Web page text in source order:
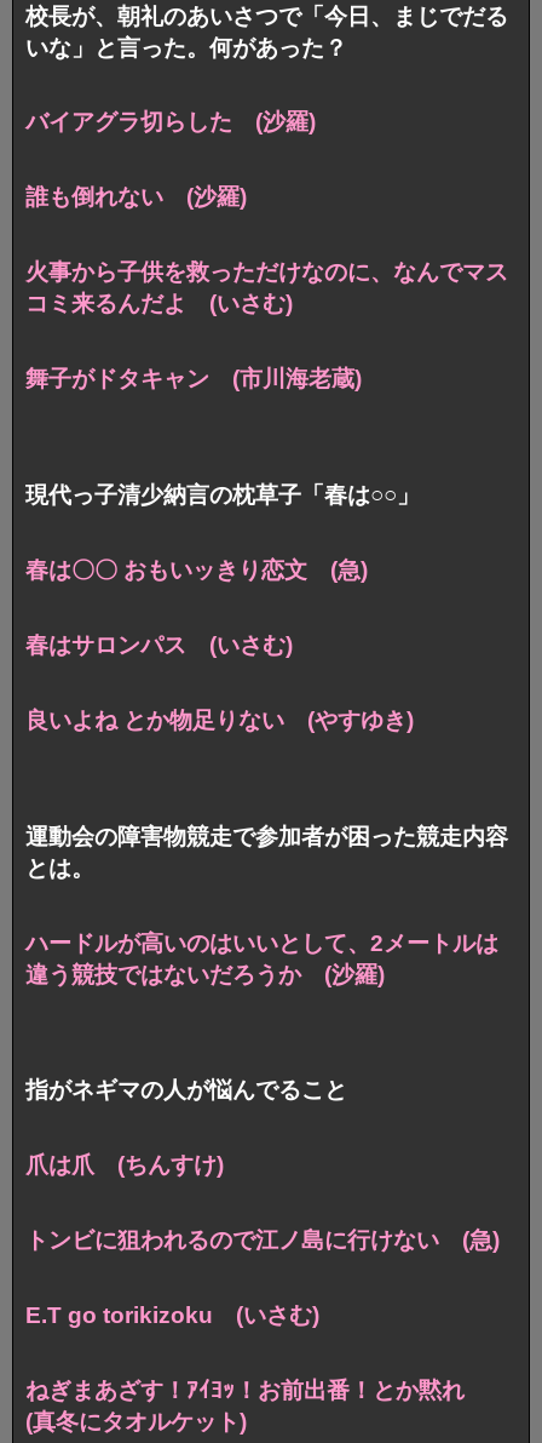
校長が、朝礼のあいさつで「今日、まじでだる
いな」と言った。何があった？
バイアグラ切らした (沙羅)
誰も倒れない (沙羅)
火事から子供を救っただけなのに、なんでマス
コミ来るんだよ (いさむ)
舞子がドタキャン (市川海老蔵)
現代っ子清少納言の枕草子「春は○○」
春は〇〇 おもいッきり恋文 (急)
春はサロンパス (いさむ)
良いよね とか物足りない (やすゆき)
運動会の障害物競走で参加者が困った競走内容
とは。
ハードルが高いのはいいとして、2メートルは
違う競技ではないだろうか (沙羅)
指がネギマの人が悩んでること
爪は爪 (ちんすけ)
トンビに狙われるので江ノ島に行けない (急)
E.T go torikizoku (いさむ)
ねぎまあざす！ｱｲﾖｯ！お前出番！とか黙れ
(真冬にタオルケット)